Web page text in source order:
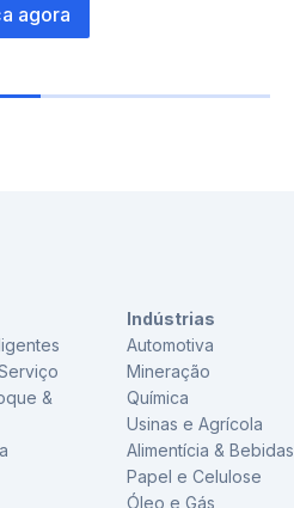
agora
&
Indústrias
Automotiva
Mineração
Química
Usinas e Agrícola
Alimentícia & Bebidas
Papel e Celulose
Óleo e Gás